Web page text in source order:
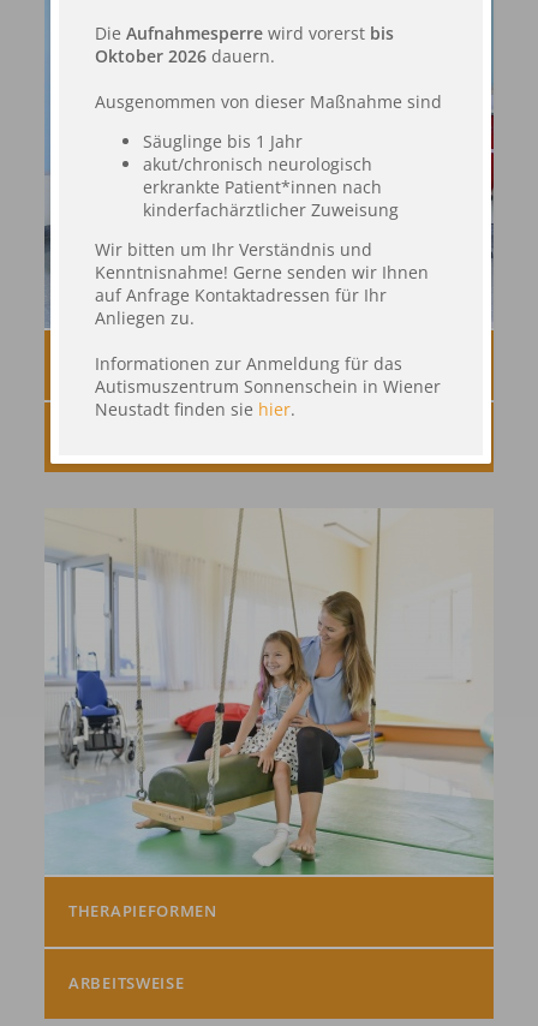
THERAPIEMATERIALIEN
THERAPIEFORMEN
ARBEITSWEISE
DieAufnahmesperre wird vorerst bis
Oktober 2026 dauern.
Ausgenommen von dieser Maßnahme sind
Säuglinge bis 1 Jahr
akut/chronisch neurologisch
erkrankte Patient*innen nach
kinderfachärztlicher Zuweisung
Wir bitten um Ihr Verständnis und
Kenntnisnahme! Gerne senden wir Ihnen
auf Anfrage Kontaktadressen für Ihr
Anliegen zu.
Informationen zur Anmeldung für das
Autismuszentrum Sonnenschein in Wiener
Neustadt finden sie hier.